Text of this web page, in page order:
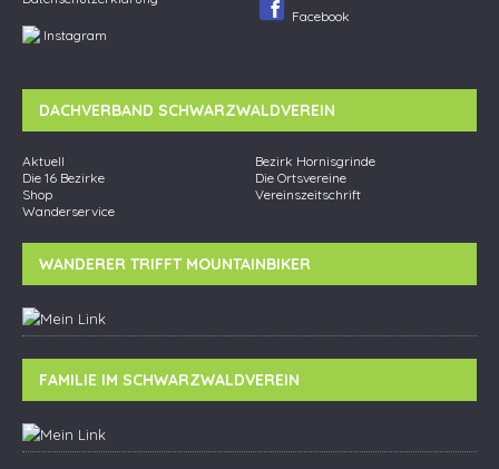
Facebook
Instagram
DACHVERBAND SCHWARZWALDVEREIN
Aktuell
Bezirk Hornisgrinde
Die 16 Bezirke
Die Ortsvereine
Shop
Vereinszeitschrift
Wanderservice
WANDERER TRIFFT MOUNTAINBIKER
FAMILIE IM SCHWARZWALDVEREIN